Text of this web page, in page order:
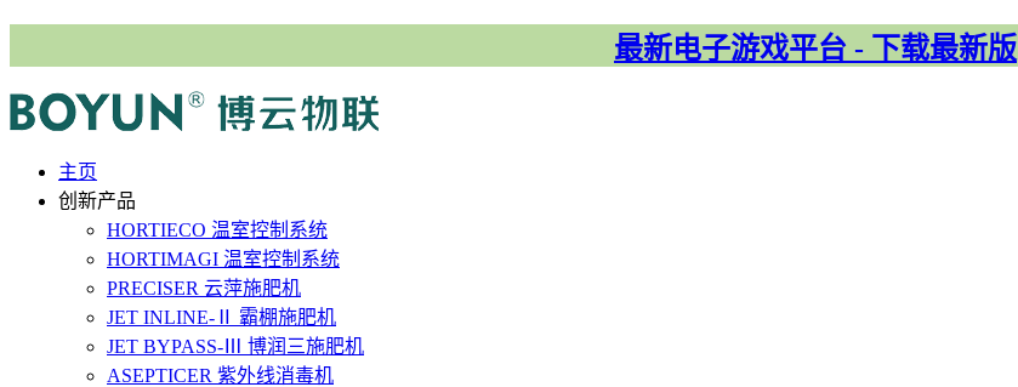
最新电子游戏平台 - 下载最新版
主⻚
创新产品
HORTIECO 温室控制系统
HORTIMAGI 温室控制系统
PRECISER 云萍施肥机
JET INLINE-Ⅱ 霸棚施肥机
JET BYPASS-Ⅲ 博润三施肥机
ASEPTICER 紫外线消毒机